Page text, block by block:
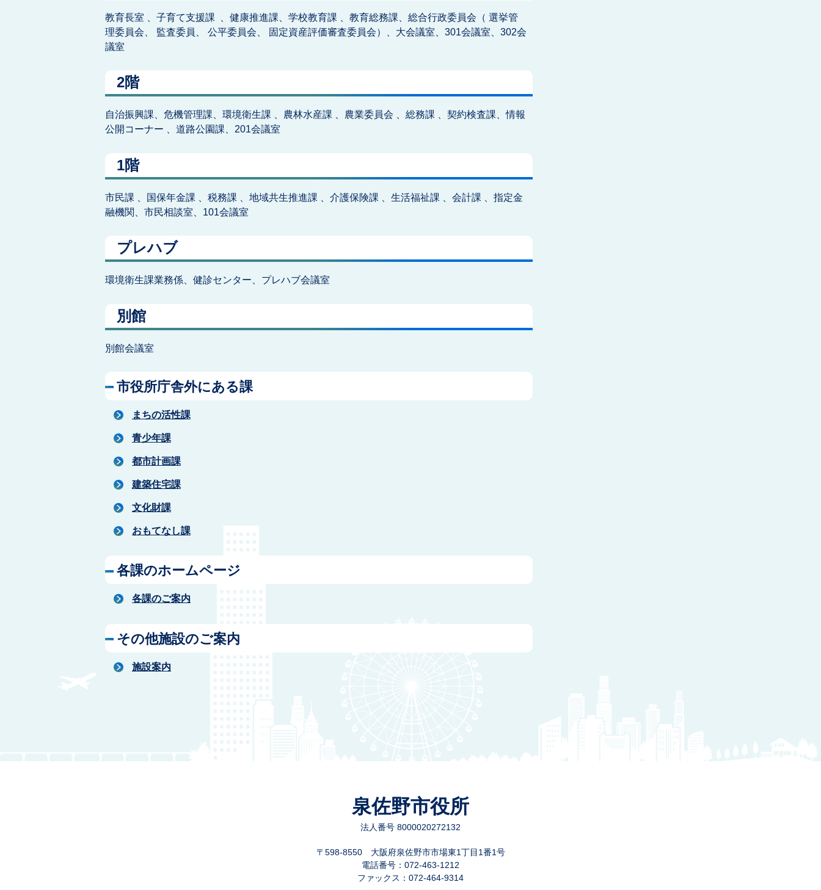
教育長室 、子育て支援課 、健康推進課、学校教育課 、教育総務課、総合行政委員会（ 選挙管
理委員会、 監査委員、 公平委員会、 固定資産評価審査委員会）、大会議室、301会議室、302会
議室
2階
自治振興課、危機管理課、環境衛生課 、農林水産課 、農業委員会 、総務課 、契約検査課、情報
公開コーナー 、道路公園課、201会議室
1階
市民課 、国保年金課 、税務課 、地域共生推進課 、介護保険課 、生活福祉課 、会計課 、指定金
融機関、市民相談室、101会議室
プレハブ
環境衛生課業務係、健診センター、プレハブ会議室
別館
別館会議室
市役所庁舎外にある課
まちの活性課
青少年課
都市計画課
建築住宅課
文化財課
おもてなし課
各課のホームページ
各課のご案内
その他施設のご案内
施設案内
泉佐野市役所
法人番号 8000020272132
〒598-8550 大阪府泉佐野市市場東1丁目1番1号
電話番号：072-463-1212
ファックス：072-464-9314